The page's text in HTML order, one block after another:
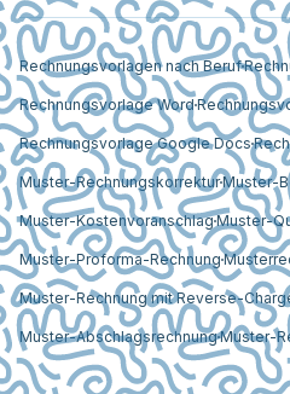
Rechnungsvorlagen nach Beruf
Rechnungsvorlage Word
Rechnungsvorlage Google Docs
Muster-RechnungskorrekturMuster-
Muster-KostenvoranschlagMuster-
Muster-Proforma-Rechnung
Muster-Rechnung mit Reverse-
Muster-AbschlagsrechnungMuster-